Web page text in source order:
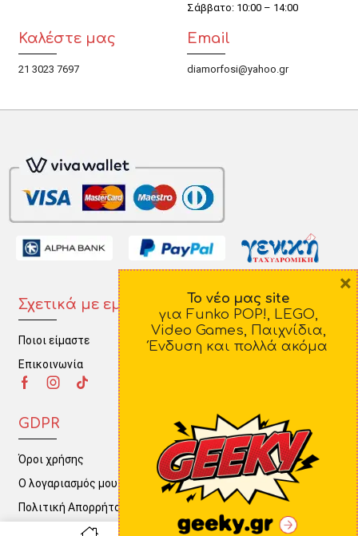
Σάββατο: 10:00 – 14:00
Καλέστε μας
21 3023 7697
Email
diamorfosi@yahoo.gr
Σχετικά με εμάς
Ποιοι είμαστε
Επικοινωνία
Πληροφορίες
Τρόποι Πληρωμής
GDPR
Όροι χρήσης
Ο λογαριασμός μου
Πολιτική Απορρήτου
Το νέο μας site
για Funko POP!, LEGO,
Video Games, Παιχνίδια,
Ένδυση και πολλά ακόμα
×